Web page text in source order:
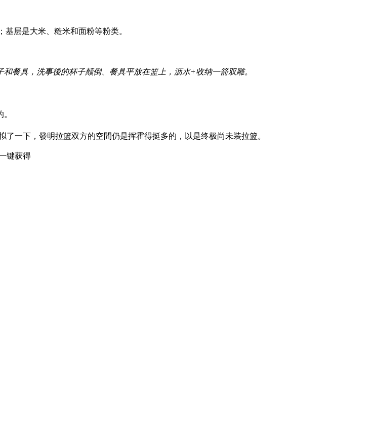
层是大米、糙米和面粉等粉类。
餐具，洗事後的杯子颠倒、餐具平放在篮上，沥水+收纳一箭双雕。
一下，發明拉篮双方的空間仍是挥霍得挺多的，以是终极尚未装拉篮。
键获得